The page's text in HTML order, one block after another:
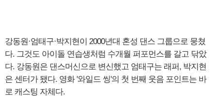
강동원·엄태구·박지현이 2000년대 혼성 댄스 그룹으로 뭉쳤
다. 그것도 아이돌 연습생처럼 수개월 퍼포먼스를 갈고 닦았
다. 강동원은 댄스머신으로 변신했고 엄태구는 래퍼, 박지현
은 센터가 됐다. 영화 '와일드 씽'의 첫 번째 웃음 포인트는 바
로 캐스팅 자체다.